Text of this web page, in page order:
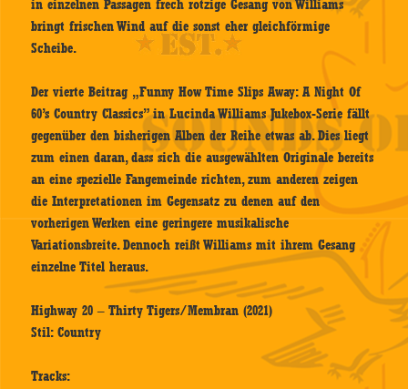
in einzelnen Passagen frech rotzige Gesang von Williams
bringt frischen Wind auf die sonst eher gleichförmige
Scheibe.
Der vierte Beitrag „Funny How Time Slips Away: A Night Of
60’s Country Classics” in Lucinda Williams Jukebox-Serie fällt
gegenüber den bisherigen Alben der Reihe etwas ab. Dies liegt
zum einen daran, dass sich die ausgewählten Originale bereits
an eine spezielle Fangemeinde richten, zum anderen zeigen
die Interpretationen im Gegensatz zu denen auf den
vorherigen Werken eine geringere musikalische
Variationsbreite. Dennoch reißt Williams mit ihrem Gesang
einzelne Titel heraus.
Highway 20 – Thirty Tigers/Membran (2021)
Stil: Country
Tracks: